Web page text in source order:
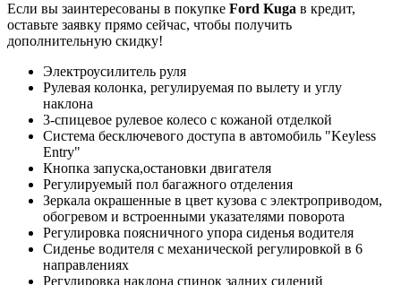
Если вы заинтересованы в покупке Ford Kuga в кредит,
оставьте заявку прямо сейчас, чтобы получить
дополнительную скидку!
Электроусилитель руля
Рулевая колонка, регулируемая по вылету и углу
наклона
3-спицевое рулевое колесо с кожаной отделкой
Система бесключевого доступа в автомобиль "Keyless
Entry"
Кнопка запуска,остановки двигателя
Регулируемый пол багажного отделения
Зеркала окрашенные в цвет кузова с электроприводом,
обогревом и встроенными указателями поворота
Регулировка поясничного упора сиденья водителя
Сиденье водителя с механической регулировкой в 6
направлениях
Регулировка наклона спинок задних сидений